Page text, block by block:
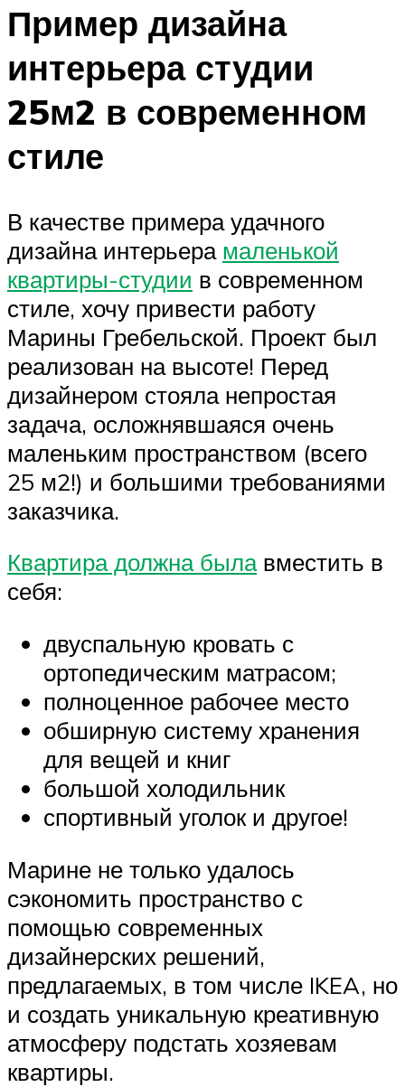
Пример дизайна
интерьера студии
25м2 в современном
стиле
В качестве примера удачного
дизайна интерьера маленькой
квартиры-студии в современном
стиле, хочу привести работу
Марины Гребельской. Проект был
реализован на высоте! Перед
дизайнером стояла непростая
задача, осложнявшаяся очень
маленьким пространством (всего
25 м2!) и большими требованиями
заказчика.
Квартира должна былавместить в
себя:
двуспальную кровать с
ортопедическим матрасом;
полноценное рабочее место
обширную систему хранения
для вещей и книг
большой холодильник
спортивный уголок и другое!
Марине не только удалось
сэкономить пространство с
помощью современных
дизайнерских решений,
предлагаемых, в том числе IKEA, но
и создать уникальную креативную
атмосферу подстать хозяевам
квартиры.